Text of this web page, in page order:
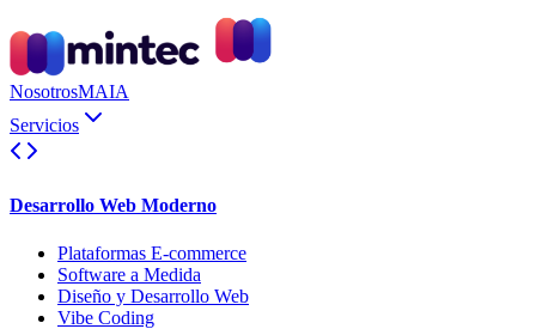
NosotrosMAIA
Servicios
Desarrollo Web Moderno
Plataformas E-commerce
Software a Medida
Diseño y Desarrollo Web
Vibe Coding